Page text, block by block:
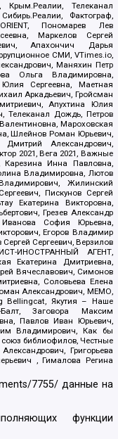
Крым.Реалии, Телеканал
Фактограф,
Пономарев Лев
Маркелов Сергей
Апахончич Дарья
СМИ, VTimes.io,
Маняхин Петр
Ольга Владимировна,
Сергеевна, Маетная
Аркадьевич, Гройсман
Апухтина Юлия
Телеканал Дождь, Петров
Мароховская
Шлейнов Роман Юрьевич,
Александрович,
2021, Вега 2021, Важные
Карезина Инна Павловна,
Владимировна, Лютов
Жилинский
Пискунов Сергей
Екатерина Викторовна,
Грезев Александр
София Юрьевна,
Егоров Владимир
Сергеевич, Верзилов
ИНОСТРАННЫЙ АГЕНТ,
Екатерина Дмитриевна,
Вячеславович, Симонов
Соловьева Елена
Александрович, МЕМО,
Bellingcat, Якутия – Наше
Заговора Максим
Павлов Иван Юрьевич,
Владимирович, Как бы
союз библиофилов, Честные
Григорьева
, Гималова Регина
7755/ данные на
функции